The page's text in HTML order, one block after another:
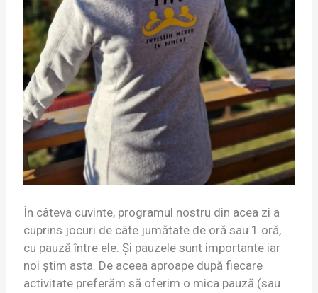
În câteva cuvinte, programul nostru din acea zi a
cuprins jocuri de câte jumătate de oră sau 1 oră,
cu pauză între ele. Și pauzele sunt importante iar
noi știm asta. De aceea aproape după fiecare
activitate preferăm să oferim o mica pauză (sau